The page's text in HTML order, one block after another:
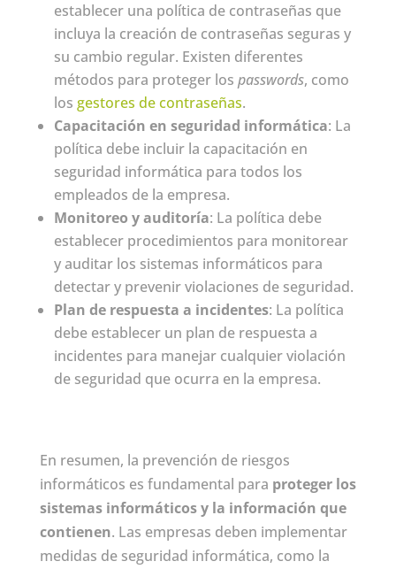
establecer una política de contraseñas que
incluya la creación de contraseñas seguras y
su cambio regular. Existen diferentes
métodos para proteger los passwords, como
los gestores de contraseñas.
Capacitación en seguridad informática: La
política debe incluir la capacitación en
seguridad informática para todos los
empleados de la empresa.
Monitoreo y auditoría: La política debe
establecer procedimientos para monitorear
y auditar los sistemas informáticos para
detectar y prevenir violaciones de seguridad.
Plan de respuesta a incidentes: La política
debe establecer un plan de respuesta a
incidentes para manejar cualquier violación
de seguridad que ocurra en la empresa.
En resumen, la prevención de riesgos
informáticos es fundamental para proteger los
sistemas informáticos y la información que
contienen. Las empresas deben implementar
medidas de seguridad informática, como la